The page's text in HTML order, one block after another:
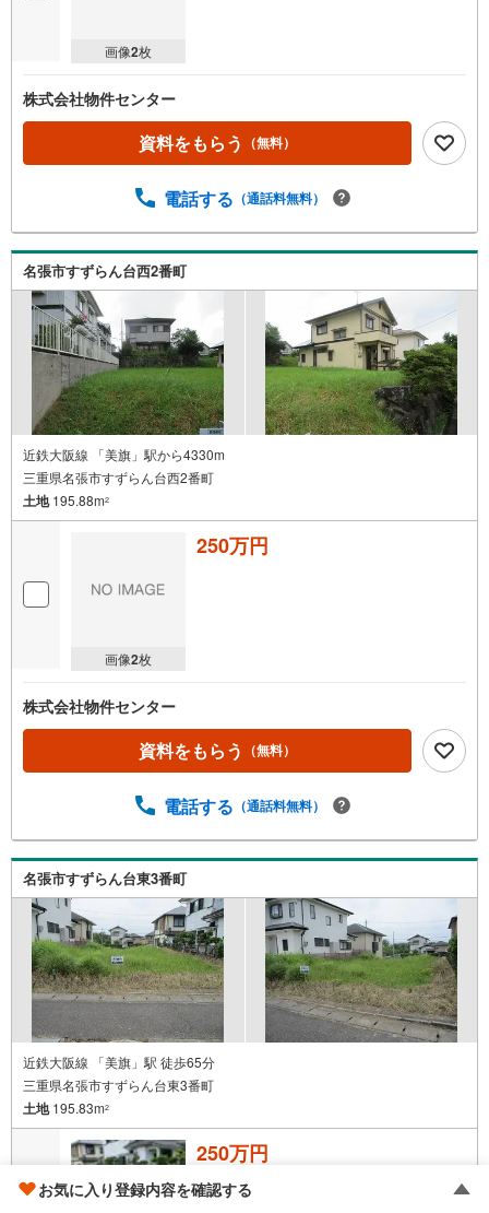
画像2枚
株式会社物件センター
資料をもらう （無料）
電話する （通話料無料）
名張市すずらん台西2番町
近鉄大阪線 「美旗」駅から4330m
三重県名張市すずらん台西2番町
土地195.88m2
画像2枚
250万円
株式会社物件センター
資料をもらう （無料）
電話する （通話料無料）
名張市すずらん台東3番町
近鉄大阪線 「美旗」駅 徒歩65分
三重県名張市すずらん台東3番町
土地195.83m2
250万円
お気に入り登録内容を確認する